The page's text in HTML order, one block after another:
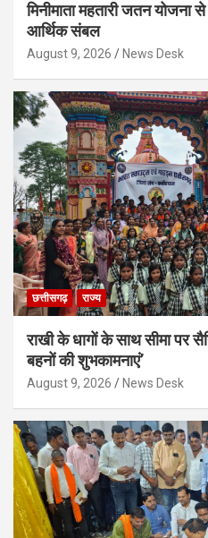
मिनीमाता महतारी जतन योजना
आर्थिक संबल
August 9, 2026 News Desk
छत्तीसगढ़ राज्य
राखी के धागों के साथ सीमा पर
बहनों की शुभकामनाएं’
August 9, 2026 News Desk